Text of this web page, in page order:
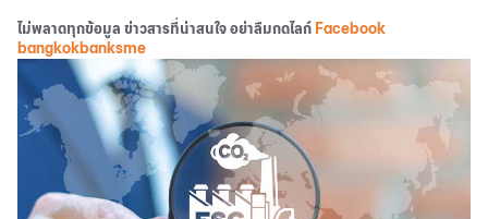
ไม่พลาดทุกข้อมูล ข่าวสารที่น่าสนใจ อย่าลืมกดไลก์ Facebook
bangkokbanksme